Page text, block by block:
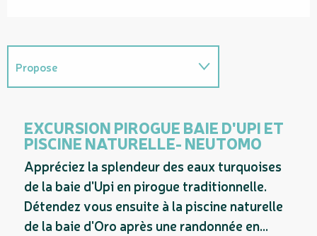
Propose
En lien avec
EXCURSION PIROGUE BAIE D'UPI ET
PISCINE NATURELLE- NEUTOMO
Appréciez la splendeur des eaux turquoises
de la baie d'Upi en pirogue traditionnelle.
Détendez vous ensuite à la piscine naturelle
de la baie d'Oro après une randonnée en...